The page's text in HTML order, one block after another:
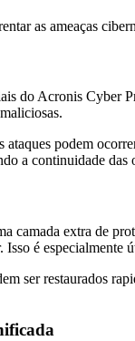
as ameaças
do Acronis
podem
a continuidade das
camada extra de
é
ser restaurados